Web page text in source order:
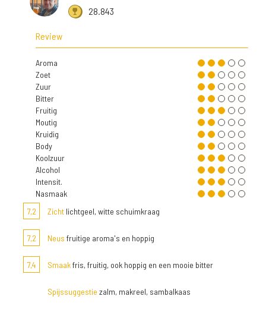
28.843
Review
Aroma
Zoet
Zuur
Bitter
Fruitig
Moutig
Kruidig
Body
Koolzuur
Alcohol
Intensit.
Nasmaak
7,2
Zicht lichtgeel, witte schuimkraag
7,2 Neus fruitige aroma's en hoppig
7,4 Smaakfris, fruitig, ook hoppig en een mooie bitter
Spijssuggestie zalm, makreel, sambalkaas